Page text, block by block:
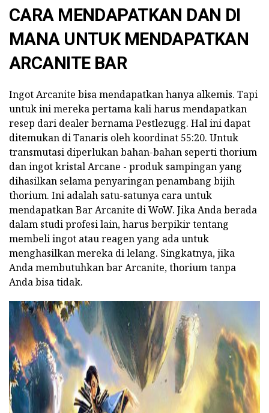
CARA MENDAPATKAN DAN DI
MANA UNTUK MENDAPATKAN
ARCANITE BAR
Ingot Arcanite bisa mendapatkan hanya alkemis. Tapi
untuk ini mereka pertama kali harus mendapatkan
resep dari dealer bernama Pestlezugg. Hal ini dapat
ditemukan di Tanaris oleh koordinat 55:20. Untuk
transmutasi diperlukan bahan-bahan seperti thorium
dan ingot kristal Arcane - produk sampingan yang
dihasilkan selama penyaringan penambang bijih
thorium. Ini adalah satu-satunya cara untuk
mendapatkan Bar Arcanite di WoW. Jika Anda berada
dalam studi profesi lain, harus berpikir tentang
membeli ingot atau reagen yang ada untuk
menghasilkan mereka di lelang. Singkatnya, jika
Anda membutuhkan bar Arcanite, thorium tanpa
Anda bisa tidak.